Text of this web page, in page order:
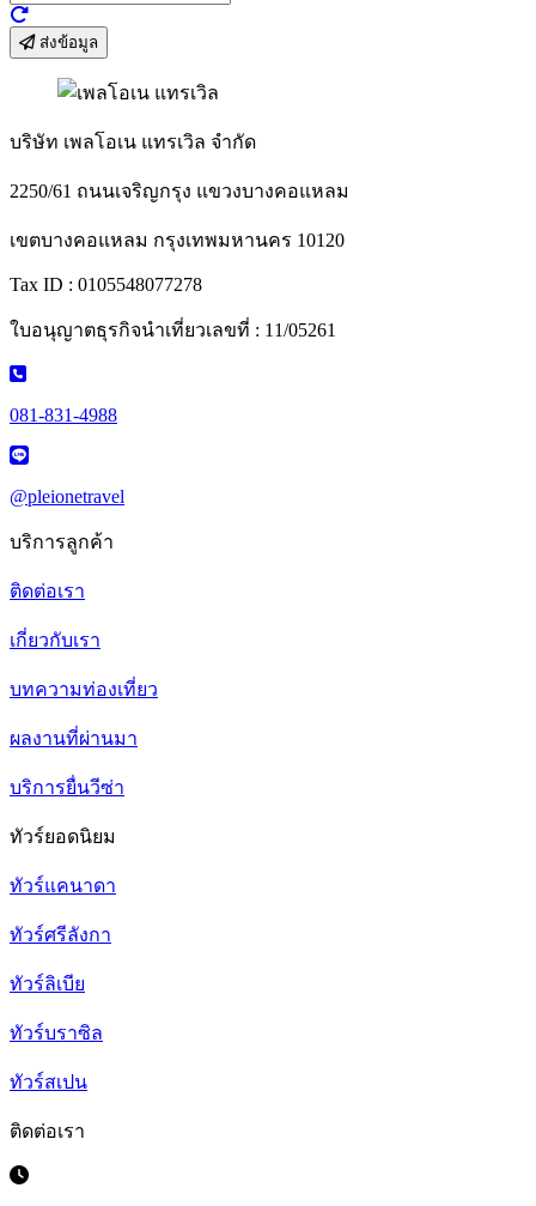
ส่งข้อมูล
บริษัท เพลโอเน แทรเวิล จำกัด
2250/61 ถนนเจริญกรุง แขวงบางคอแหลม
เขตบางคอแหลม กรุงเทพมหานคร 10120
Tax ID : 0105548077278
ใบอนุญาตธุรกิจนำเที่ยวเลขที่ : 11/05261
081-831-4988
@pleionetravel
บริการลูกค้า
ติดต่อเรา
เกี่ยวกับเรา
บทความท่องเที่ยว
ผลงานที่ผ่านมา
บริการยื่นวีซ่า
ทัวร์ยอดนิยม
ทัวร์แคนาดา
ทัวร์ศรีลังกา
ทัวร์ลิเบีย
ทัวร์บราซิล
ทัวร์สเปน
ติดต่อเรา